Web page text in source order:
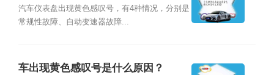
么意思？
汽车仪表盘出现黄色感叹号，有4种情况，分别是
常规性故障、自动变速器故障...
车出现黄色感叹号是什么原因？